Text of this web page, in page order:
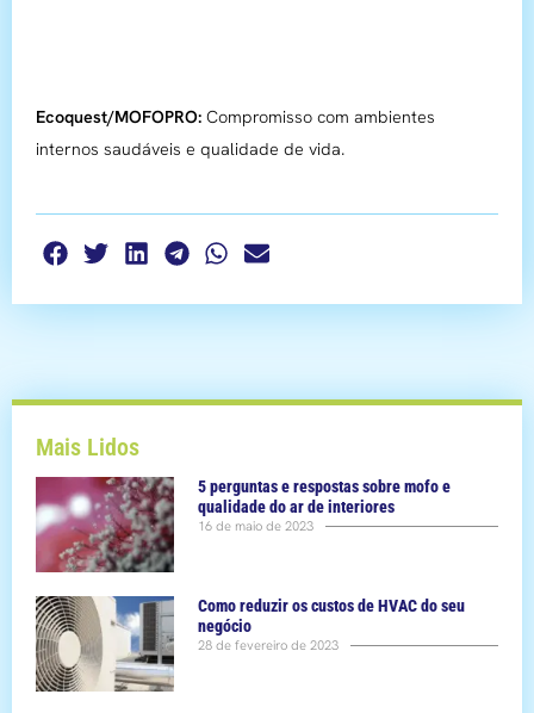
Ecoquest/MOFOPRO: Compromisso com ambientes
internos saudáveis e qualidade de vida.
Mais Lidos
5 perguntas e respostas sobre mofo e
qualidade do ar de interiores
16 de maio de 2023
Como reduzir os custos de HVAC do seu
negócio
28 de fevereiro de 2023